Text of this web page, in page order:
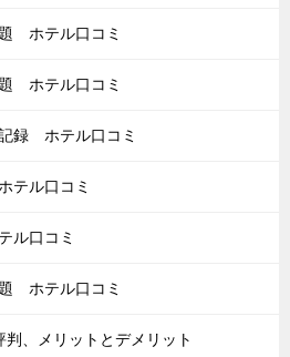
ホテル口コミ
ホテル口コミ
録 ホテル口コミ
テル口コミ
ル口コミ
ホテル口コミ
、メリットとデメリット